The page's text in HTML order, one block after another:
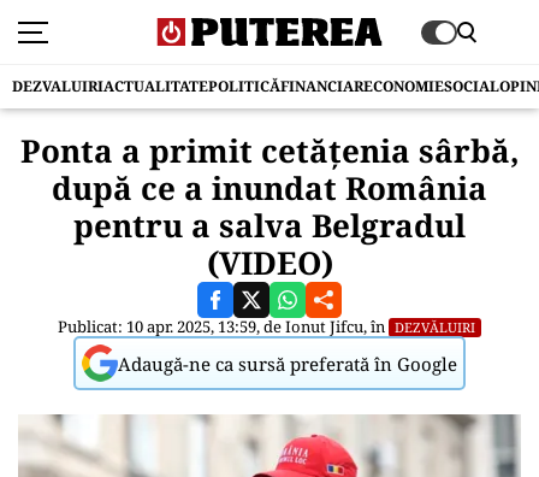
DEZVALUIRIACTUALITATEPOLITICĂFINANCIARECONOMIESOCIAL
Ponta a primit cetăţenia sârbă,
după ce a inundat România
pentru a salva Belgradul
(VIDEO)
Publicat: 10 apr. 2025, 13:59, deIonut Jifcu, în DEZVĂLUIRI
Adaugă-ne ca sursă preferată în Google